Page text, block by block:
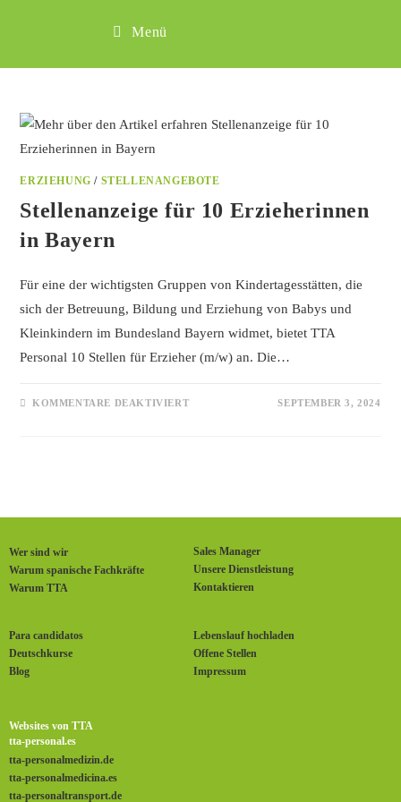
Menü
ERZIEHUNG / STELLENANGEBOTE
Stellenanzeige für 10 Erzieherinnen
in Bayern
Für eine der wichtigsten Gruppen von Kindertagesstätten, die
sich der Betreuung, Bildung und Erziehung von Babys und
Kleinkindern im Bundesland Bayern widmet, bietet TTA
Personal 10 Stellen für Erzieher (m/w) an. Die…
KOMMENTARE DEAKTIVIERT SEPTEMBER 3, 2024
Wer sind wir
Warum spanische Fachkräfte
Warum TTA
Sales Manager
Unsere Dienstleistung
Kontaktieren
Para candidatos
Deutschkurse
Blog
Lebenslauf hochladen
Offene Stellen
Impressum
Websites von TTA
tta-personal.es
tta-personalmedizin.de
tta-personalmedicina.es
tta-personaltransport.de